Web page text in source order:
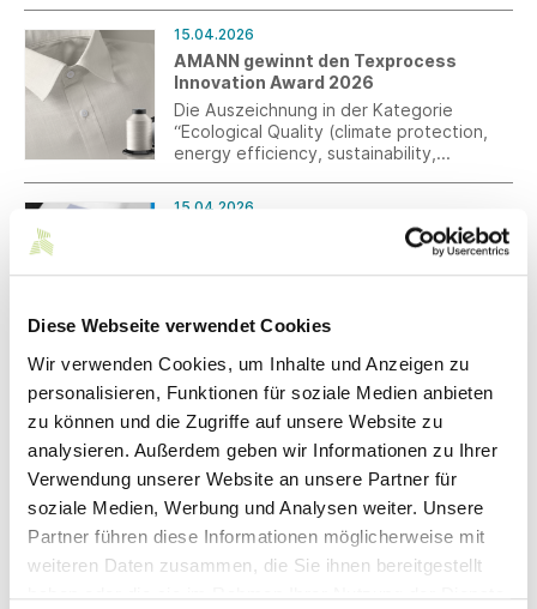
Diese Webseite verwendet Cookies
Wir verwenden Cookies, um Inhalte und Anzeigen zu
personalisieren, Funktionen für soziale Medien anbieten
zu können und die Zugriffe auf unsere Website zu
analysieren. Außerdem geben wir Informationen zu Ihrer
Verwendung unserer Website an unsere Partner für
soziale Medien, Werbung und Analysen weiter. Unsere
Partner führen diese Informationen möglicherweise mit
weiteren Daten zusammen, die Sie ihnen bereitgestellt
Consileon in Frankfurt vergeben.
Ausgezeichnet werden Initiativen, die
nachhaltige Transformation wirksam
vorantreiben und als Vorbild dienen.
15.04.2026
AMANN gewinnt den Texprocess
Innovation Award 2026
Die Auszeichnung in der Kategorie
“Ecological Quality (climate protection,
energy efficiency, sustainability,
Kreislaufwirtschaft bis in die Naht bringt.
15.04.2026
Waterfil – der wasserlösliche
AMANN präsentiert eine weitere
wasserlöslicher Nähfaden für temporäre
dem Verarbeitungsprozess eine
rückstandsfreie Entfernung erforderlich
ist.
Betty Barclay setzt Zeichen für
Frauenrechte
Anlässlich des Weltfrauentags, feiern
Betty Barclay Frauen, die mutig neue
Wege gehen und Veränderung
vorantreiben.
W+R Ausrüstung bei den